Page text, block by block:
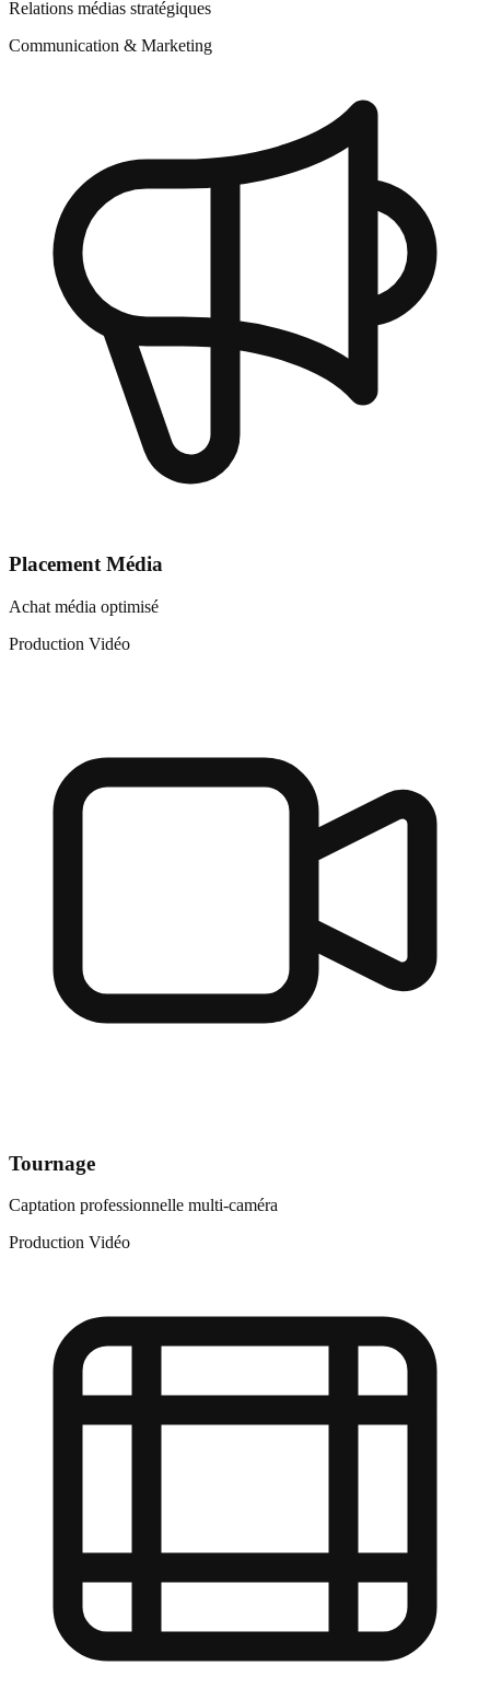
Relations médias stratégiques
Communication & Marketing
Placement Média
Achat média optimisé
Production Vidéo
Tournage
Captation professionnelle multi-caméra
Production Vidéo